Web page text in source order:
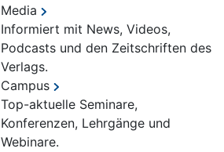
Media
Informiert mit News, Videos,
Podcasts und den Zeitschriften des
Verlags.
Campus
Top-aktuelle Seminare,
Konferenzen, Lehrgänge und
Webinare.